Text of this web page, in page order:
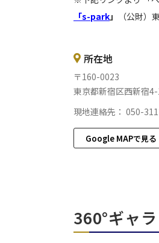
「s-park」 （公財
所在地
〒160-0023
東京都新宿区西新宿
現地連絡先： 050-
Google MAPで見る
360°ギャ